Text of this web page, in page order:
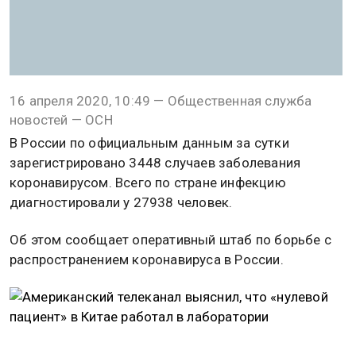
16 апреля 2020, 10:49 — Общественная служба
новостей — ОСН
В России по официальным данным за сутки
зарегистрировано 3448 случаев заболевания
коронавирусом. Всего по стране инфекцию
диагностировали у 27938 человек.
Об этом сообщает оперативный штаб по борьбе с
распространением коронавируса в России.